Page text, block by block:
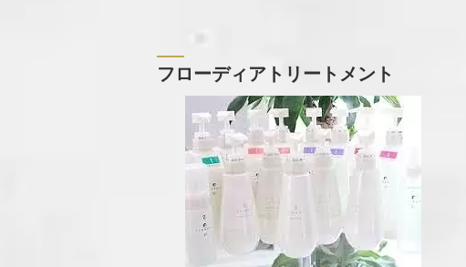
フローディアトリートメント